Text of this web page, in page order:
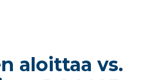
aloittaa vs.